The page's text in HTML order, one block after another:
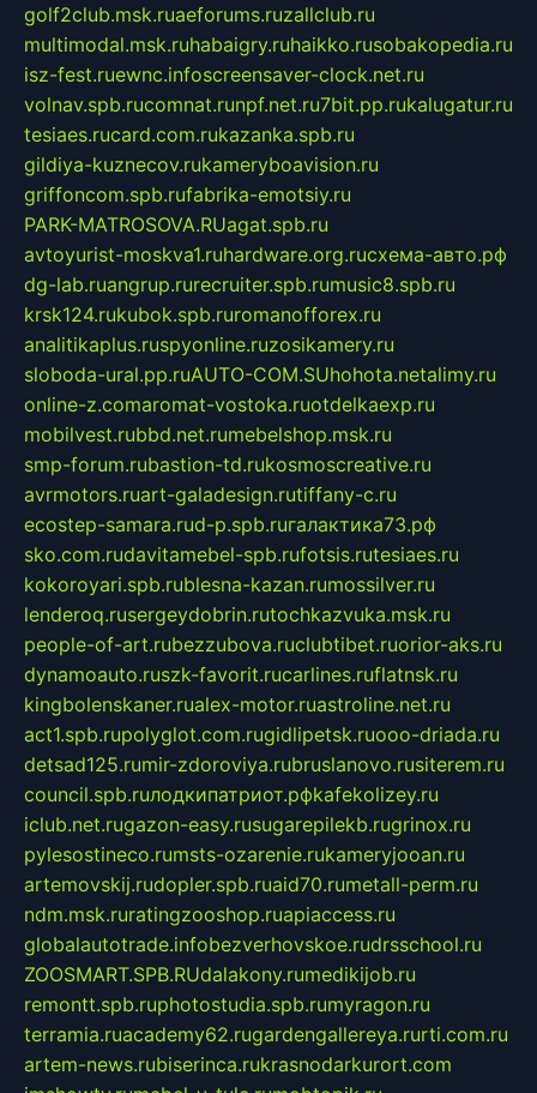
golf2club.msk.ruaeforums.ruzallclub.ru
multimodal.msk.ruhabaigry.ruhaikko.rusobakopedia.ru
isz-fest.ruewnc.infoscreensaver-clock.net.ru
volnav.spb.rucomnat.runpf.net.ru7bit.pp.rukalugatur.ru
tesiaes.rucard.com.rukazanka.spb.ru
gildiya-kuznecov.rukameryboavision.ru
griffoncom.spb.rufabrika-emotsiy.ru
PARK-MATROSOVA.RUagat.spb.ru
avtoyurist-moskva1.ruhardware.org.ruсхема-авто.рф
dg-lab.ruangrup.rurecruiter.spb.rumusic8.spb.ru
krsk124.rukubok.spb.ruromanofforex.ru
analitikaplus.ruspyonline.ruzosikamery.ru
sloboda-ural.pp.ruAUTO-COM.SUhohota.netalimy.ru
online-z.comaromat-vostoka.ruotdelkaexp.ru
mobilvest.rubbd.net.rumebelshop.msk.ru
smp-forum.rubastion-td.rukosmoscreative.ru
avrmotors.ruart-galadesign.rutiffany-c.ru
ecostep-samara.rud-p.spb.ruгалактика73.рф
sko.com.rudavitamebel-spb.rufotsis.rutesiaes.ru
kokoroyari.spb.rublesna-kazan.rumossilver.ru
lenderoq.rusergeydobrin.rutochkazvuka.msk.ru
people-of-art.rubezzubova.ruclubtibet.ruorior-aks.ru
dynamoauto.ruszk-favorit.rucarlines.ruflatnsk.ru
kingbolenskaner.rualex-motor.ruastroline.net.ru
act1.spb.rupolyglot.com.rugidlipetsk.ruooo-driada.ru
detsad125.rumir-zdoroviya.rubruslanovo.rusiterem.ru
council.spb.ruлодкипатриот.рфkafekolizey.ru
iclub.net.rugazon-easy.rusugarepilekb.rugrinox.ru
pylesostineco.rumsts-ozarenie.rukameryjooan.ru
artemovskij.rudopler.spb.ruaid70.rumetall-perm.ru
ndm.msk.ruratingzooshop.ruapiaccess.ru
globalautotrade.infobezverhovskoe.rudrsschool.ru
ZOOSMART.SPB.RUdalakony.rumedikijob.ru
remontt.spb.ruphotostudia.spb.rumyragon.ru
terramia.ruacademy62.rugardengallereya.rurti.com.ru
artem-news.rubiserinca.rukrasnodarkurort.com